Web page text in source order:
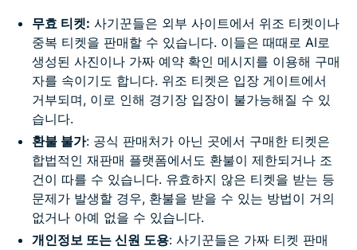
무효 티켓: 사기꾼들은 외부 사이트에서 위조 티켓이나
중복 티켓을 판매할 수 있습니다. 이들은 때때로 AI로
생성된 사진이나 가짜 예약 확인 메시지를 이용해 구매
자를 속이기도 합니다. 위조 티켓은 입장 게이트에서
거부되며, 이로 인해 경기장 입장이 불가능해질 수 있
습니다.
환불 불가: 공식 판매처가 아닌 곳에서 구매한 티켓은
합법적인 재판매 플랫폼에서도 환불이 제한되거나 조
건이 따를 수 있습니다. 유효하지 않은 티켓을 받는 등
문제가 발생할 경우, 환불을 받을 수 있는 방법이 거의
없거나 아예 없을 수 있습니다.
개인정보 또는 신원 도용: 사기꾼들은 가짜 티켓 판매